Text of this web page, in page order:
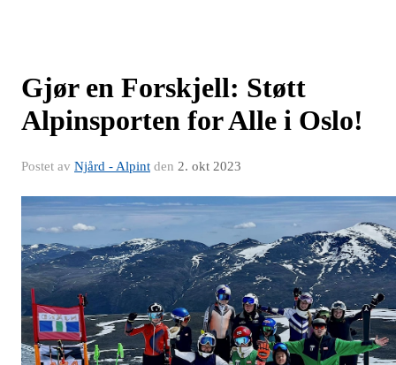
Gjør en Forskjell: Støtt
Alpinsporten for Alle i Oslo!
Postet av Njård - Alpint den 2. okt 2023